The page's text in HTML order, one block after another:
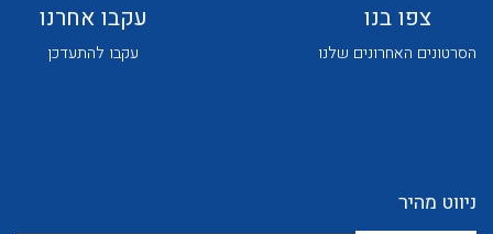
צפו בנו
הסרטונים האחרונים שלנו
עקבו אחרנו
עקבו להתעדכן
ניווט מהיר